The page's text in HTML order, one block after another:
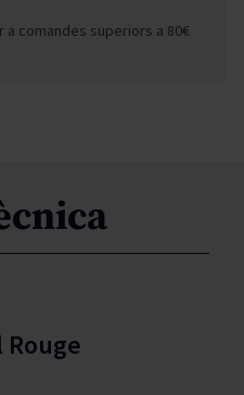
a comandes superiors a 80€